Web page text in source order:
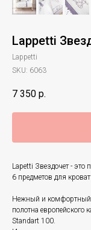
Lappetti
Lappetti
SKU: 6063
7 350 р.
Lapetti Звездочет - это
6 предметов для
Нежный и комфортный,
полотна европейского
Standart 100.